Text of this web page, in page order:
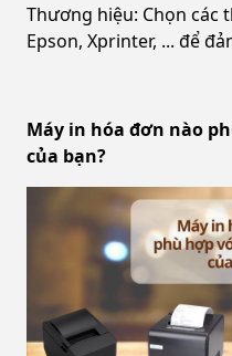
Thương hiệu: Chọn
Epson, Xprinter, ... để
Máy in hóa đơn nào
của bạn?